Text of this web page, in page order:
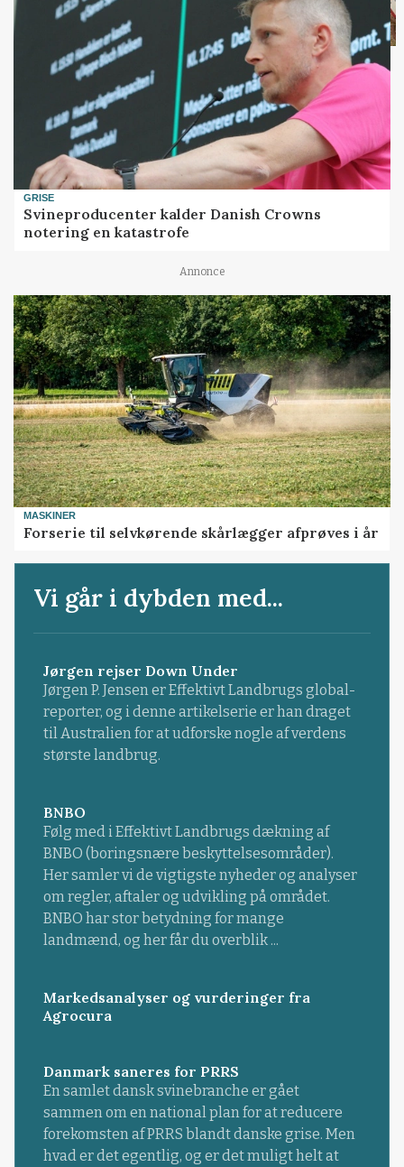
GRISE
Svineproducenter kalder Danish Crowns
notering en katastrofe
Annonce
MASKINER
Forserie til selvkørende skårlægger afprøves i år
Vi går i dybden med...
Jørgen rejser Down Under
Jørgen P. Jensen er Effektivt Landbrugs global-
reporter, og i denne artikelserie er han draget
til Australien for at udforske nogle af verdens
største landbrug.
BNBO
Følg med i Effektivt Landbrugs dækning af
BNBO (boringsnære beskyttelsesområder).
Her samler vi de vigtigste nyheder og analyser
om regler, aftaler og udvikling på området.
BNBO har stor betydning for mange
landmænd, og her får du overblik ...
Markedsanalyser og vurderinger fra
Agrocura
Danmark saneres for PRRS
En samlet dansk svinebranche er gået
sammen om en national plan for at reducere
forekomsten af PRRS blandt danske grise. Men
hvad er det egentlig, og er det muligt helt at